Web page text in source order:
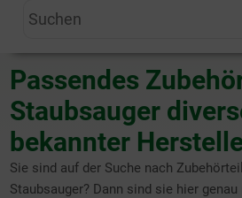
Passendes
Staubsauger
bekannter
Sie sind auf der Suche nach
Staubsauger? Dann sind sie hier